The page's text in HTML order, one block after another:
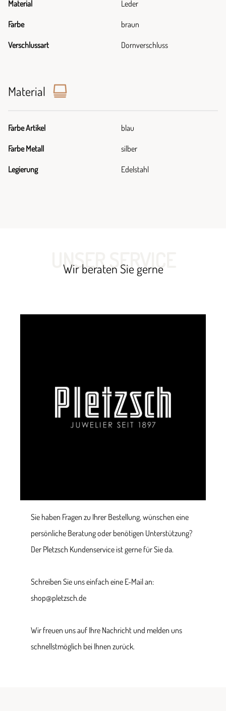
Material Leder
Farbe braun
Verschlussart Dornverschluss
Material
Farbe Artikel blau
Farbe Metall silber
Legierung Edelstahl
UNSER SERVICE
Wir beraten Sie gerne
Sie haben Fragen zu Ihrer Bestellung, wünschen eine
persönliche Beratung oder benötigen Unterstützung?
Der Pletzsch Kundenservice ist gerne für Sie da.
Schreiben Sie uns einfach eine E-Mail an:
shop@pletzsch.de
Wir freuen uns auf Ihre Nachricht und melden uns
schnellstmöglich bei Ihnen zurück.